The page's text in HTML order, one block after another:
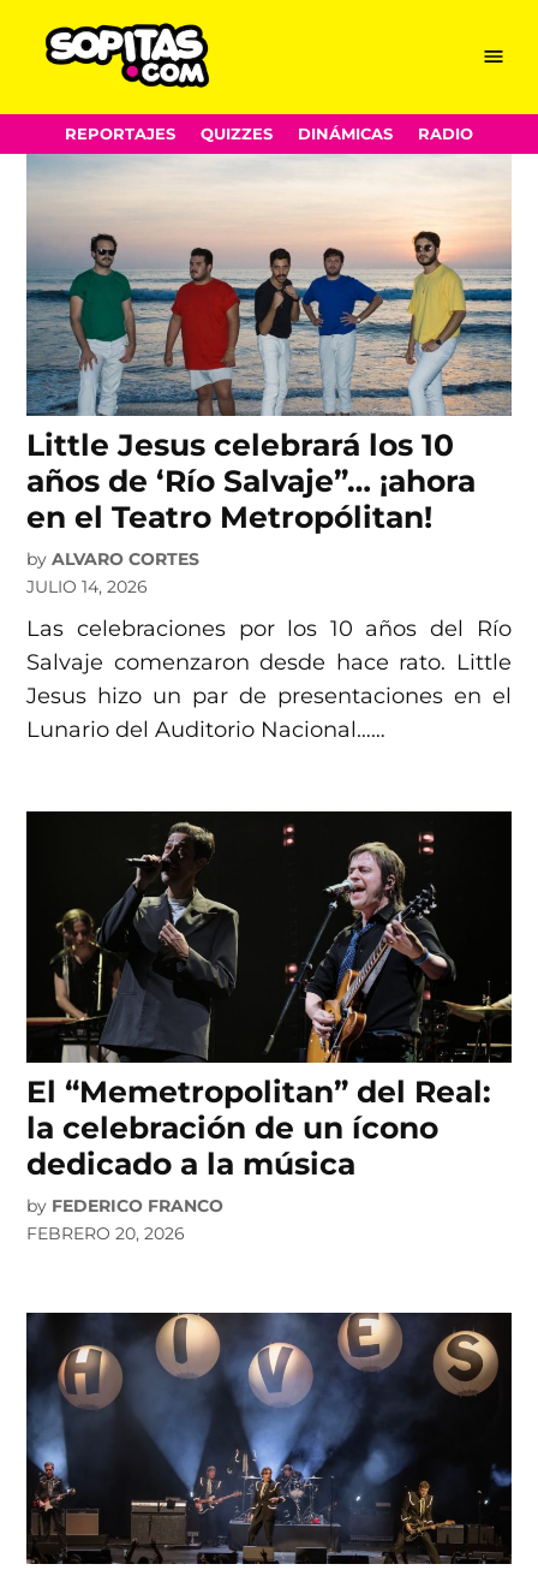
content
Menu
REPORTAJES QUIZZES DINÁMICAS RADIO
Teatro Metropolitan
Little Jesus celebrará los 10
años de ‘Río Salvaje”… ¡ahora
en el Teatro Metropólitan!
by ALVARO CORTES
JULIO 14, 2026
Las celebraciones por los 10 años del Río
Salvaje comenzaron desde hace rato. Little
Jesus hizo un par de presentaciones en el
Lunario del Auditorio Nacional……
El “Memetropolitan” del Real:
la celebración de un ícono
dedicado a la música
by FEDERICO FRANCO
FEBRERO 20, 2026